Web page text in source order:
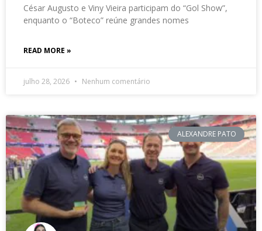
César Augusto e Viny Vieira participam do “Gol Show”,
enquanto o “Boteco” reúne grandes nomes
READ MORE »
julho 28, 2026 Nenhum comentário
ALEXANDRE PATO